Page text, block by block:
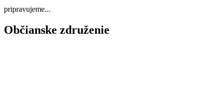
pripravujeme...
Občianske združenie